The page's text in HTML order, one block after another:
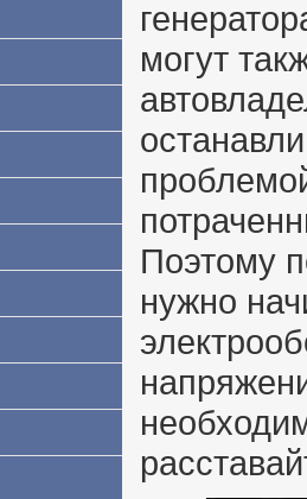
могут
Поэтому
нужно